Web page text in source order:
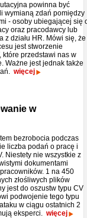
powinna być
wymianą zdań pomiędzy
- osoby ubiegającej się
oraz pracodawcy lub
z działu HR. Mówi się, że
jest stworzenie
które przedstawi nas w
Ważne jest jednak także
więcej
w
bezrobocia podczas
liczba podań o pracę i
Niestety nie wszystkie z
dokumentami
1 na 450
złośliwych plików
jest do oszustw typu CV
podwojenie tego typu
w ciągu ostatnich 2
eksperci. więcej